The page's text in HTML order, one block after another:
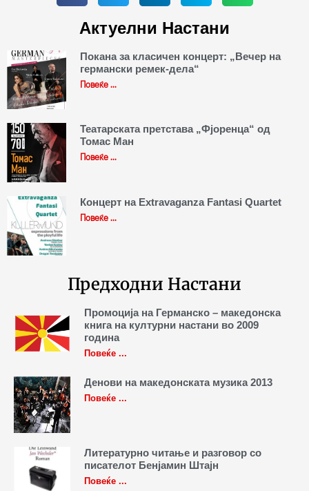
Актуелни Настани
Покана за класичен концерт: „Вечер на
германски ремек-дела“
Повеќе ...
Театарската претстава „Фјоренца“ од
Томас Ман
Повеќе ...
Концерт на Extravaganza Fantasi Quartet
Повеќе ...
Предходни Настани
Промоција на Германско – македонска
книга на културни настани во 2009
година
Повеќе ...
Денови на македонската музика 2013
Повеќе ...
Литературно читање и разговор со
писателот Бенјамин Штајн
Повеќе ...